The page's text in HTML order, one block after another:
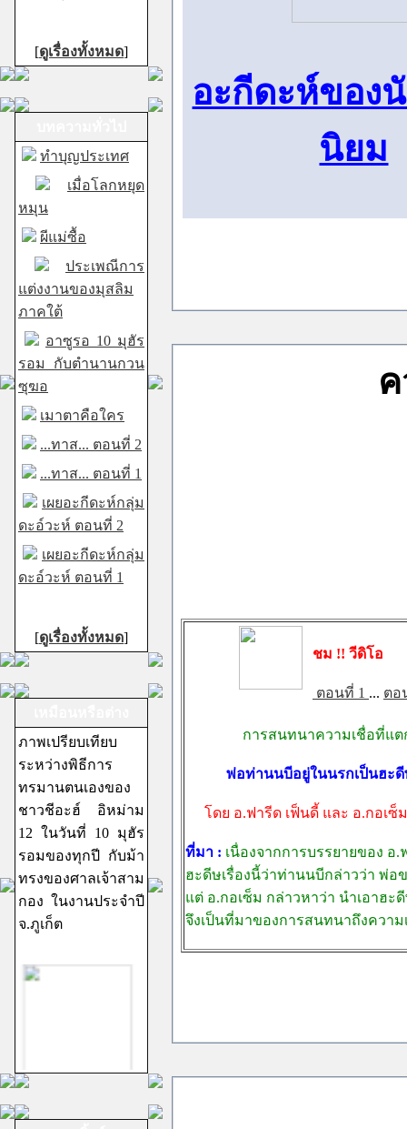
[ดูเรื่องทั้งหมด]
ทำบุญประเทศ
เมื่อโลกหยุด
หมุน
ผีแม่ซื้อ
ประเพณีการ
แต่งงานของมุสลิม
ภาคใต้
อาซูรอ 10 มุฮัร
รอม กับตำนานกวน
ซุฆอ
เมาตาคือใคร
...ทาส... ตอนที่ 2
...ทาส... ตอนที่ 1
เผยอะกีดะห์กลุ่ม
ดะอ์วะห์ ตอนที่ 2
เผยอะกีดะห์กลุ่ม
ดะอ์วะห์ ตอนที่ 1
[ดูเรื่องทั้งหมด]
ภาพเปรียบเทียบ
ระหว่างพิธีการ
ทรมานตนเองของ
ชาวชีอะฮ์ อิหม่าม
12 ในวันที่ 10 มุฮัร
รอมของทุกปี กับม้า
ทรงของศาลเจ้าสาม
กอง ในงานประจำปี
จ.ภูเก็ต
ชีอะฮ์อิหม่ามสิบ
อะกีดะห์ของ
นิยม
ชม !! วีดิโอ
ตอนที่ 1 ... ตอ
การสนทนาความเชื่อที่แต
พ่อท่านนบีอยู่ในนรกเป็นฮะดี
โดย อ.ฟารีด เฟ็นดี้ และ อ.กอเ
ที่มา : เนื่องจากการบรรยายของ อ.
ฮะดีษเรื่องนี้ว่าท่านนบีกล่าวว่า พ่อ
แต่ อ.กอเซ็ม กล่าวหาว่า นำเอาฮะ
จึงเป็นที่มาของการสนทนาถึงควา